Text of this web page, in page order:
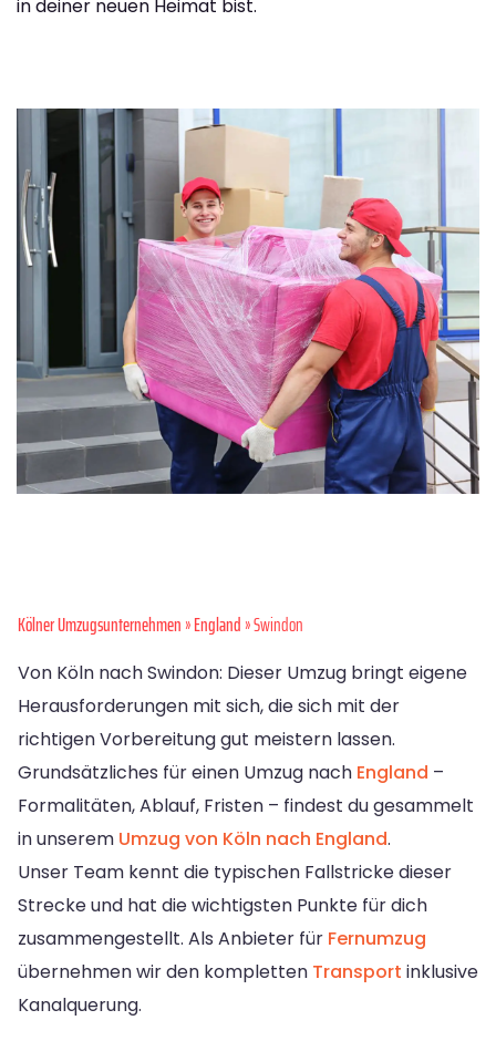
in deiner neuen Heimat bist.
Kölner Umzugsunternehmen»England» Swindon
Von Köln nach Swindon: Dieser Umzug bringt eigene
Herausforderungen mit sich, die sich mit der
richtigen Vorbereitung gut meistern lassen.
Grundsätzliches für einen Umzug nach England –
Formalitäten, Ablauf, Fristen – findest du gesammelt
in unserem Umzug von Köln nach England.
Unser Team kennt die typischen Fallstricke dieser
Strecke und hat die wichtigsten Punkte für dich
zusammengestellt. Als Anbieter für Fernumzug
übernehmen wir den kompletten Transport inklusive
Kanalquerung.